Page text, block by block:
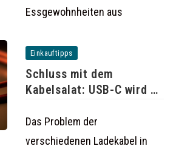
Essgewohnheiten aus
Einkauftipps
Schluss mit dem
Kabelsalat: USB-C wird ab
Das Problem der
verschiedenen Ladekabel in